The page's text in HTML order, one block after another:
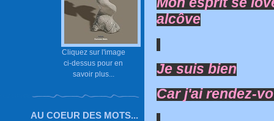
Cliquez sur l'image
ci-dessus pour en
savoir plus...
AU COEUR DES MOTS...
alcôve
Je suis bien
Car j'ai rendez-